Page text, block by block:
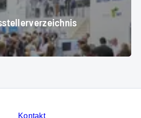
Kontakt